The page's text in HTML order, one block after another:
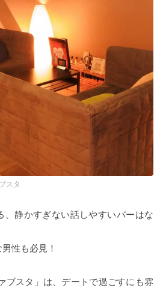
スタ
、静かすぎない話しやすいバーはな
性も必見！
ブスタ」は、デートで過ごすにも雰